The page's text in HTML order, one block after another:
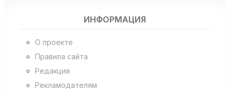
ИНФОРМАЦИЯ
О проекте
Правила сайта
Редакция
Рекламодателям